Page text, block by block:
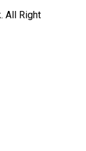
All Right